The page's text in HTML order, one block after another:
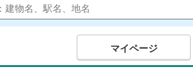
ンカタログ
マイページ